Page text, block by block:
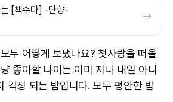
[책수다] -단향-
두 어떻게 보냈나요? 첫사랑을 떠올
좋아할 나이는 이미 지나 내일 아니
걱정 되는 밤입니다. 모두 평안한 밤